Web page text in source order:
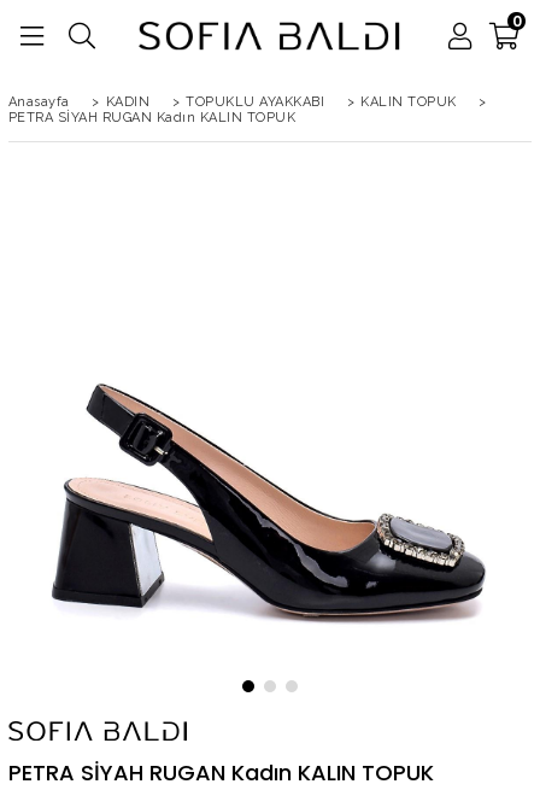
0
Anasayfa > KADIN > TOPUKLU AYAKKABI > KALIN TOPUK
>
PETRA SİYAH RUGAN Kadın KALIN TOPUK
PETRA SİYAH RUGAN Kadın KALIN TOPUK